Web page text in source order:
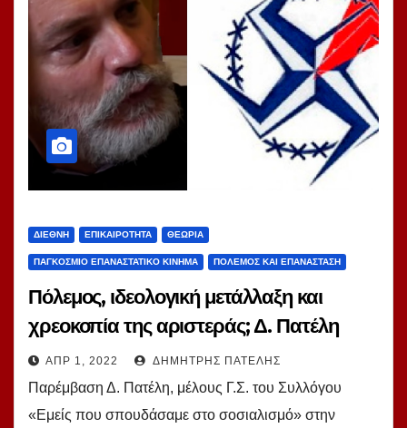
ΔΙΕΘΝΉ ΕΠΙΚΑΙΡΌΤΗΤΑ ΘΕΩΡΊΑ
ΠΑΓΚΌΣΜΙΟ ΕΠΑΝΑΣΤΑΤΙΚΌ ΚΊΝΗΜΑ ΠΌΛΕΜΟΣ ΚΑΙ ΕΠΑΝΆΣΤΑΣΗ
Πόλεμος, ιδεολογική μετάλλαξη και
χρεοκοπία της αριστεράς; Δ. Πατέλη
ΑΠΡ 1, 2022 ΔΗΜΉΤΡΗΣ ΠΑΤΈΛΗΣ
Παρέμβαση Δ. Πατέλη, μέλους Γ.Σ. του Συλλόγου
«Εμείς που σπουδάσαμε στο σοσιαλισμό» στην